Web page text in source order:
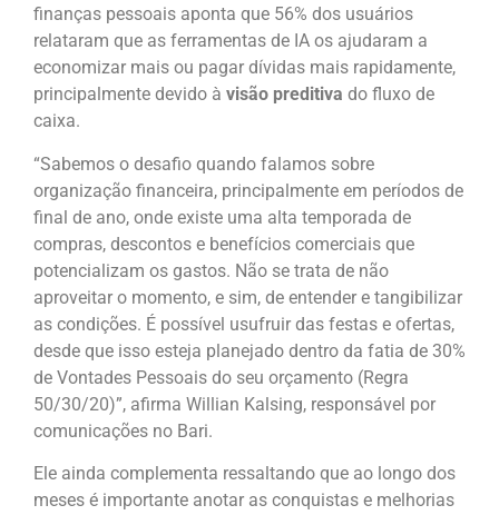
finanças pessoais aponta que 56% dos usuários
relataram que as ferramentas de IA os ajudaram a
economizar mais ou pagar dívidas mais rapidamente,
principalmente devido à visão preditiva do fluxo de
caixa.
“Sabemos o desafio quando falamos sobre
organização financeira, principalmente em períodos de
final de ano, onde existe uma alta temporada de
compras, descontos e benefícios comerciais que
potencializam os gastos. Não se trata de não
aproveitar o momento, e sim, de entender e tangibilizar
as condições. É possível usufruir das festas e ofertas,
desde que isso esteja planejado dentro da fatia de 30%
de Vontades Pessoais do seu orçamento (Regra
50/30/20)”, afirma Willian Kalsing, responsável por
comunicações no Bari.
Ele ainda complementa ressaltando que ao longo dos
meses é importante anotar as conquistas e melhorias